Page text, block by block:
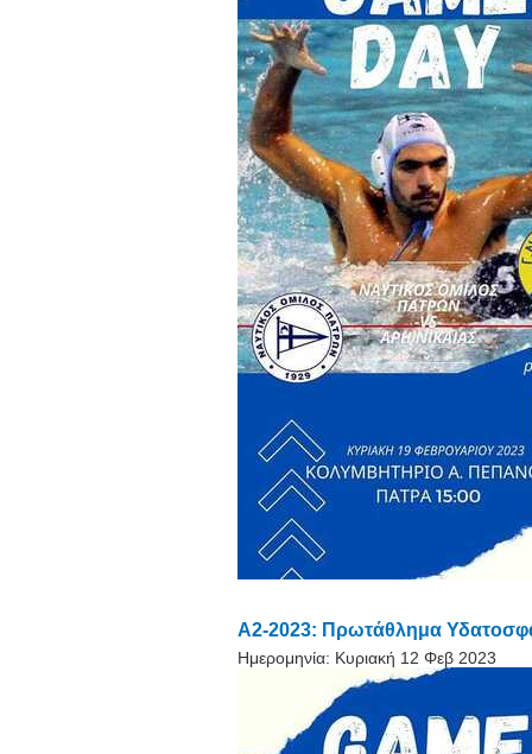
A2-2023: Πρωτάθλημα
Ημερομηνία: Κυριακή 12 Φεβ 2023